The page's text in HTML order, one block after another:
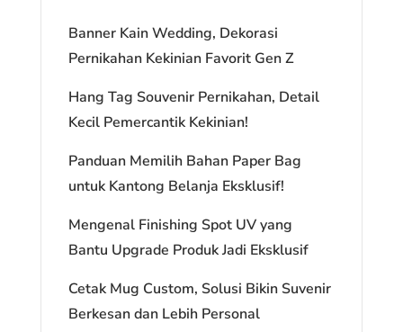
Banner Kain Wedding, Dekorasi
Pernikahan Kekinian Favorit Gen Z
Hang Tag Souvenir Pernikahan, Detail
Kecil Pemercantik Kekinian!
Panduan Memilih Bahan Paper Bag
untuk Kantong Belanja Eksklusif!
Mengenal Finishing Spot UV yang
Bantu Upgrade Produk Jadi Eksklusif
Cetak Mug Custom, Solusi Bikin Suvenir
Berkesan dan Lebih Personal